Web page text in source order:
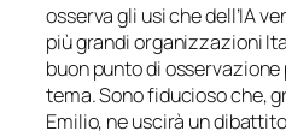
osserva gli usi che dell’IA
più grandi organizzazioni
buon punto di
tema. Sono fiducioso che,
Emilio, ne uscirà un